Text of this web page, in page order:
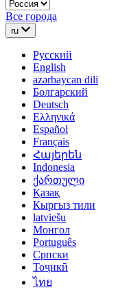
Все города
ru
Русский
English
azərbaycan dili
Болгарский
Deutsch
Ελληνικά
Español
Français
Հայերեն
Indonesia
ქართული
Қазақ
Кыргыз тили
latviešu
Монгол
Português
Српски
Тоҷикӣ
ไทย